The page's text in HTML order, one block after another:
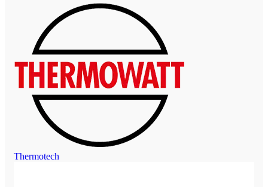
Thermotech